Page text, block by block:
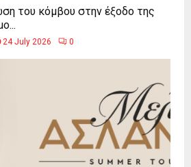
του κόμβου στην έξοδο της
24 July 2026 0